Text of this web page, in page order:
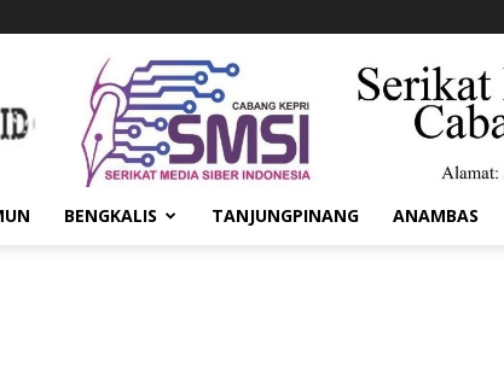
BENGKALIS TANJUNGPINANG ANAMBAS